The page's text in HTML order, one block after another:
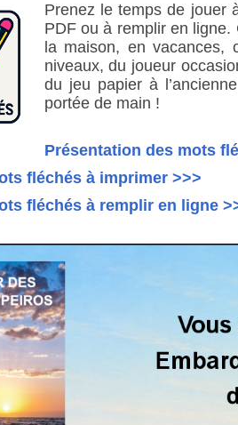
Prenez le temps de jouer
PDF ou à remplir en ligne.
la maison, en vacances,
niveaux, du joueur
du jeu papier à
portée de main !
Présentation des mots
fléchés à imprimer >>>
fléchés à remplir en ligne